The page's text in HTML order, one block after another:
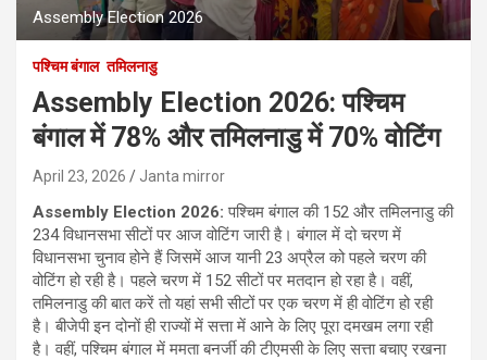
Assembly Election 2026
पश्चिम बंगाल तमिलनाडु
Assembly Election 2026: पश्चिम
बंगाल में 78% और तमिलनाडु में 70% वोटिंग
April 23, 2026 Janta mirror
Assembly Election 2026: पश्चिम बंगाल की 152 और तमिलनाडु की
234 विधानसभा सीटों पर आज वोटिंग जारी है। बंगाल में दो चरण में
विधानसभा चुनाव होने हैं जिसमें आज यानी 23 अप्रैल को पहले चरण की
वोटिंग हो रही है। पहले चरण में 152 सीटों पर मतदान हो रहा है। वहीं,
तमिलनाडु की बात करें तो यहां सभी सीटों पर एक चरण में ही वोटिंग हो रही
है। बीजेपी इन दोनों ही राज्यों में सत्ता में आने के लिए पूरा दमखम लगा रही
है। वहीं, पश्चिम बंगाल में ममता बनर्जी की टीएमसी के लिए सत्ता बचाए रखना